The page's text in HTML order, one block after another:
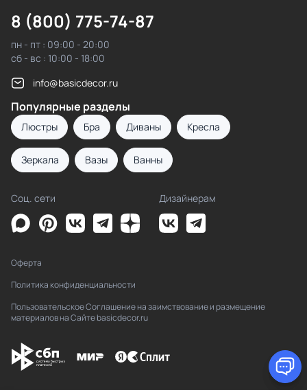
8 (800) 775-74-87
пн - пт : 09:00 - 20:00
сб - вс : 10:00 - 18:00
info@basicdecor.ru
Популярные разделы
Люстры Бра Диваны Кресла
Зеркала Вазы Ванны
Соц. сети Дизайнерам
Оферта
Политика конфиденциальности
Пользовательское Соглашение на заимствование и размещение
материалов на Сайте basicdecor.ru